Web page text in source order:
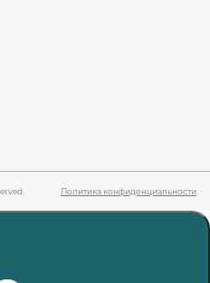
Политика конфиденциальности